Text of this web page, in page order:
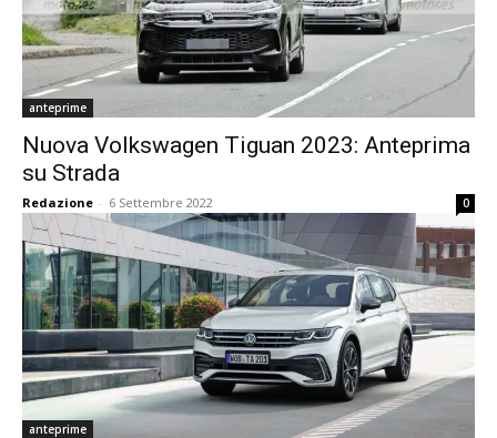
anteprime
Nuova Volkswagen Tiguan 2023: Anteprima
su Strada
Redazione - 6 Settembre 2022 0
anteprime